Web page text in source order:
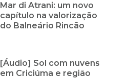
Mar di Atrani: um novo
capítulo na valorização
do Balneário Rincão
[Áudio] Sol com nuvens
em Criciúma e região